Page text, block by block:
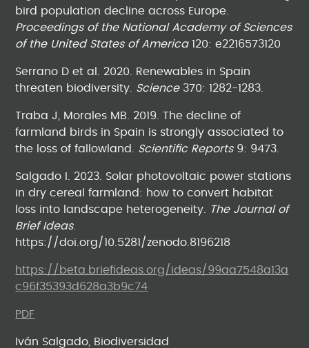
bird population decline across Europe.
Proceedings of the National Academy of Sciences
of the United States of America120: e2216573120
Serrano D et al. 2020. Renewables in Spain
threaten biodiversity. Science370: 1282-1283.
Traba J, Morales MB. 2019. The decline of
farmland birds in Spain is strongly associated to
the loss of fallowland. Scientific Reports9: 9473.
Salgado I. 2023. Solar photovoltaic power stations
in dry cereal farmland: how to convert habitat
loss into landscape heterogeneity.
The Journal of
Brief Ideas.
https://doi.org/10.5281/zenodo.8196218
https://beta.briefideas.org/ideas/99aa7548a13a
c96f35393d628a3b9c74
PDF
Iván Salgado, Biodiversidad